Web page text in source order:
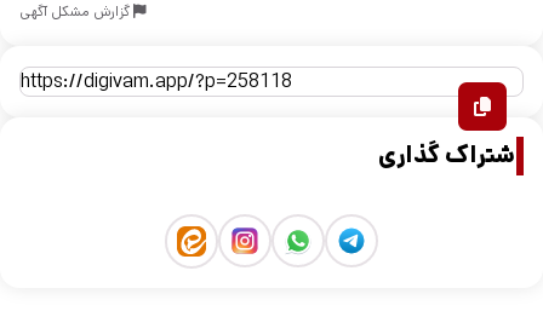
گزارش مشکل آگهی
اشتراک گذاری